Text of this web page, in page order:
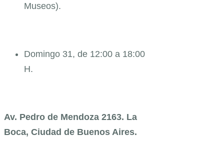
Museos).
Domingo 31, de 12:00 a 18:00
H.
Av. Pedro de Mendoza 2163. La
Boca, Ciudad de Buenos Aires.